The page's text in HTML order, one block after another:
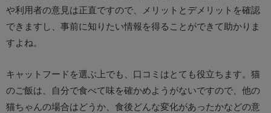
や利用者の意見は正直ですので、メリットとデメリットを確認
できますし、事前に知りたい情報を得ることができて助かりま
すよね。
キャットフードを選ぶ上でも、口コミはとても役立ちます。猫
のご飯は、自分で食べて味を確かめようがないですので、他の
猫ちゃんの場合はどうか、食後どんな変化があったかなどの意